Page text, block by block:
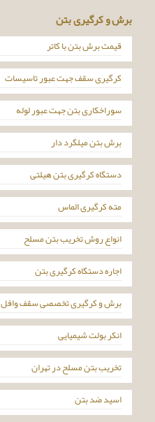
برش و کرگیری بتن
قیمت برش بتن با کاتر
کرگیری سقف جهت عبور تاسیسات
سوراخکاری بتن جهت عبور لوله
برش بتن میلگرد دار
دستگاه کرگیری بتن هیلتی
مته کرگیری الماس
انواع روش تخریب بتن مسلح
اجاره دستگاه کرگیری بتن
برش و کرگیری تخصصی سقف وافل
انکر بولت شیمیایی
تخریب بتن مسلح در تهران
اسید ضد بتن